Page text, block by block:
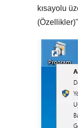
kısayolu
(Özellikler)